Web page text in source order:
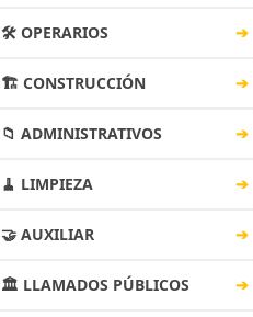
🛠️ OPERARIOS ➔
🏗️ CONSTRUCCIÓN ➔
📁 ADMINISTRATIVOS ➔
🧹 LIMPIEZA ➔
🤝 AUXILIAR ➔
🏛️ LLAMADOS PÚBLICOS ➔